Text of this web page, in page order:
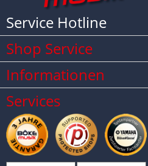
Service Hotline
Shop Service
Informationen
Services